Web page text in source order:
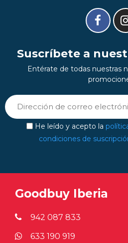
Suscríbete a
Entérate de todas nuestras
He leído y acepto la
condiciones de
Goodbuy Iberia
942 087 833
633 190 919